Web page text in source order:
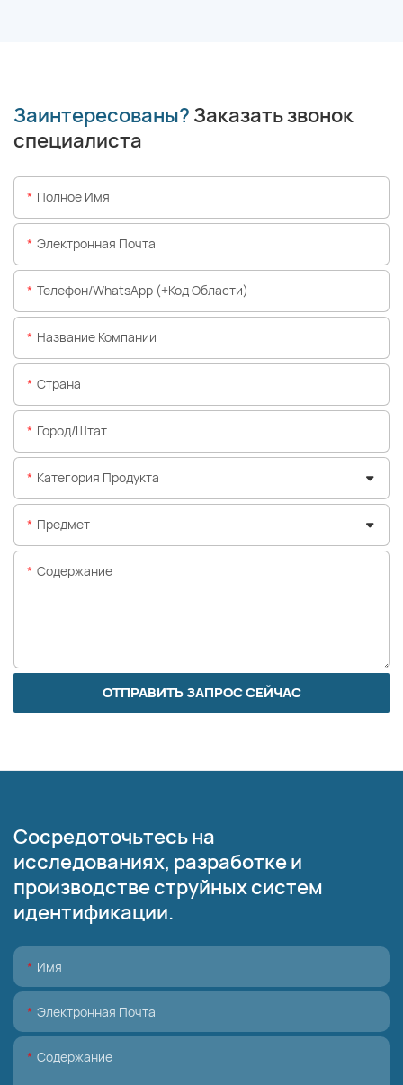
Заинтересованы? Заказать звонок
специалиста
Полное Имя
Электронная Почта
Телефон/WhatsApp (+код Области)
Название Компании
Страна
Город/штат
Категория Продукта
Предмет
Содержание
ОТПРАВИТЬ ЗАПРОС СЕЙЧАС
Сосредоточьтесь на
исследованиях, разработке и
производстве струйных систем
идентификации.
Имя
Электронная Почта
Содержание